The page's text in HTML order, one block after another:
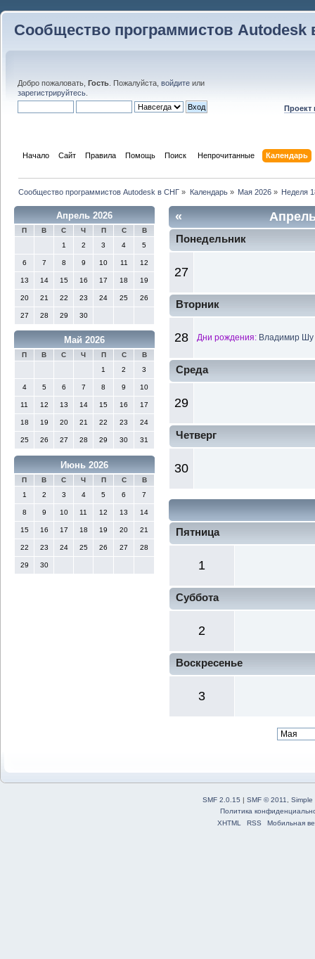
Сообщество программистов Autodesk
Добро пожаловать, Гость . Пожалуйста, войдите или
зарегистрируйтесь
Проект
Начало Сайт Правила Помощь Поиск Непрочитанные Календарь
Сообщество программистов Autodesk в СНГ » Календарь» Мая 2026» Неделя
Апрель 2026
П В С Ч П С
В
1
2 3 4 5
6 7 8 9 10 11 12
13 14 15 16 17 18 19
20 21 22 23 24 25 26
27 28 29 30
Май 2026
П В С Ч П С
В
1
2 3
4 5 6 7 8 9 10
11 12 13 14 15 16 17
18 19 20 21 22 23 24
25 26 27 28 29 30 31
Июнь 2026
П В С Ч П С
В
1
2 3 4 5 6 7
8 9 10 11 12 13 14
15 16 17 18 19 20 21
22 23 24 25 26 27 28
29 30
«
Понедельник
27
Вторник
28 Дни рождения: Владимир Шу
Среда
29
Четверг
30
Пятница
1
Суббота
2
Воскресенье
3
SMF 2.0.15 | SMF © 2011
Simple
Политика
XHTML
RSS Мобильная